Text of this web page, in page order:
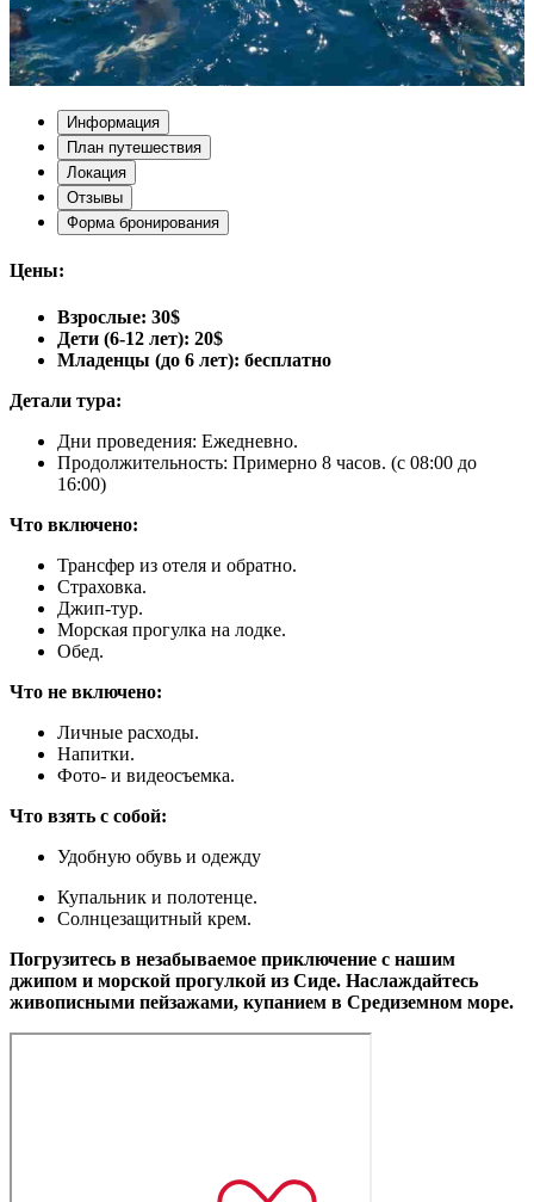
Информация
План путешествия
Локация
Отзывы
Форма бронирования
Цены:
Взрослые: 30$
Дети (6-12 лет): 20$
Младенцы (до 6 лет): бесплатно
Детали тура:
Дни проведения: Ежедневно.
Продолжительность: Примерно 8 часов. (с 08:00 до
16:00)
Что включено:
Трансфер из отеля и обратно.
Страховка.
Джип-тур.
Морская прогулка на лодке.
Обед.
Что не включено:
Личные расходы.
Напитки.
Фото- и видеосъемка.
Что взять с собой:
Удобную обувь и одежду
Купальник и полотенце.
Солнцезащитный крем.
Погрузитесь в незабываемое приключение с нашим
джипом и морской прогулкой из Сиде. Наслаждайтесь
живописными пейзажами, купанием в Средиземном море.